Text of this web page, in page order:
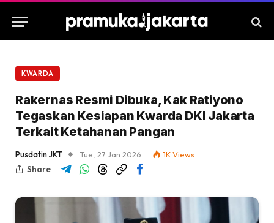
KWARDA
Rakernas Resmi Dibuka, Kak Ratiyono
Tegaskan Kesiapan Kwarda DKI Jakarta
Terkait Ketahanan Pangan
Pusdatin JKT Tue, 27 Jan 2026 1KViews
Share